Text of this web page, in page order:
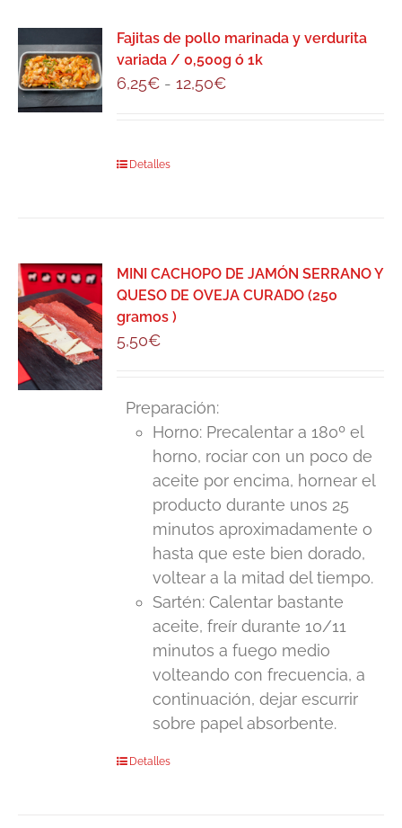
variantes.
Las
opciones
se
producto
Fajitas de pollo marinada y verdurita
variada / 0,500g ó 1k
6,25€ - 12,50€Rango
Este
variantes.
Las
opciones
se
en
página
producto
Detalles
MINI CACHOPO DE JAMÓN SERRANO Y
QUESO DE OVEJA CURADO (250
gramos )
5,50€
Preparación:
Horno: Precalentar a 180º el
horno, rociar con un poco de
aceite por encima, hornear el
producto durante unos 25
minutos aproximadamente o
hasta que este bien dorado,
voltear a la mitad del tiempo.
Sartén: Calentar bastante
aceite, freír durante 10/11
minutos a fuego medio
volteando con frecuencia, a
continuación, dejar escurrir
sobre papel absorbente.
Detalles